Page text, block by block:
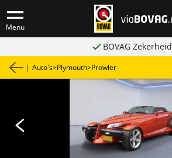
Menu
BOVAG Zekerheid
| Auto's>Plymouth>Prowler